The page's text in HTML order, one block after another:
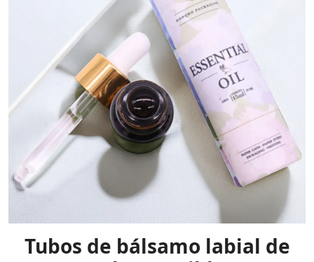
Tubos de bálsamo labial de